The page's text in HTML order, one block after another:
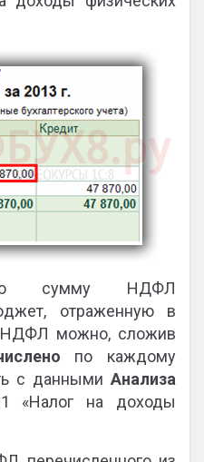
сумму НДФЛ
отраженную в
НДФЛ можно, сложив
по каждому
с данными Анализа
«Налог на доходы